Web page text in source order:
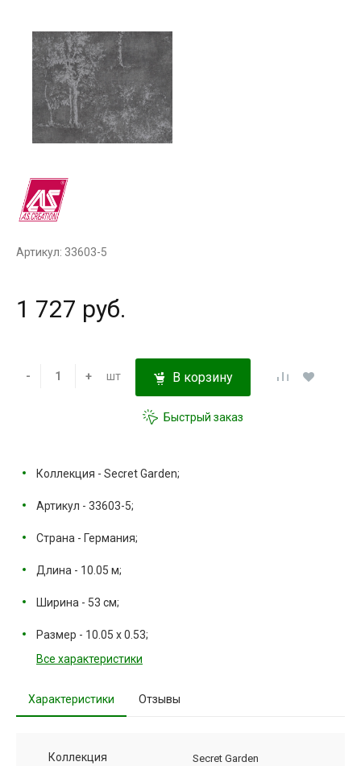
Артикул: 33603-5
1 727 руб.
- + шт В корзину
Быстрый заказ
Коллекция - Secret Garden;
Артикул - 33603-5;
Страна - Германия;
Длина - 10.05 м;
Ширина - 53 см;
Размер - 10.05 х 0.53;
Все характеристики
Характеристики Отзывы
Коллекция Secret Garden